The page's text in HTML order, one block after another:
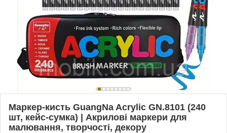
Маркер-кисть GuangNa Acrylic GN.8101 (240
шт, кейс-сумка) | Акрилові маркери для
малювання, творчості, декору